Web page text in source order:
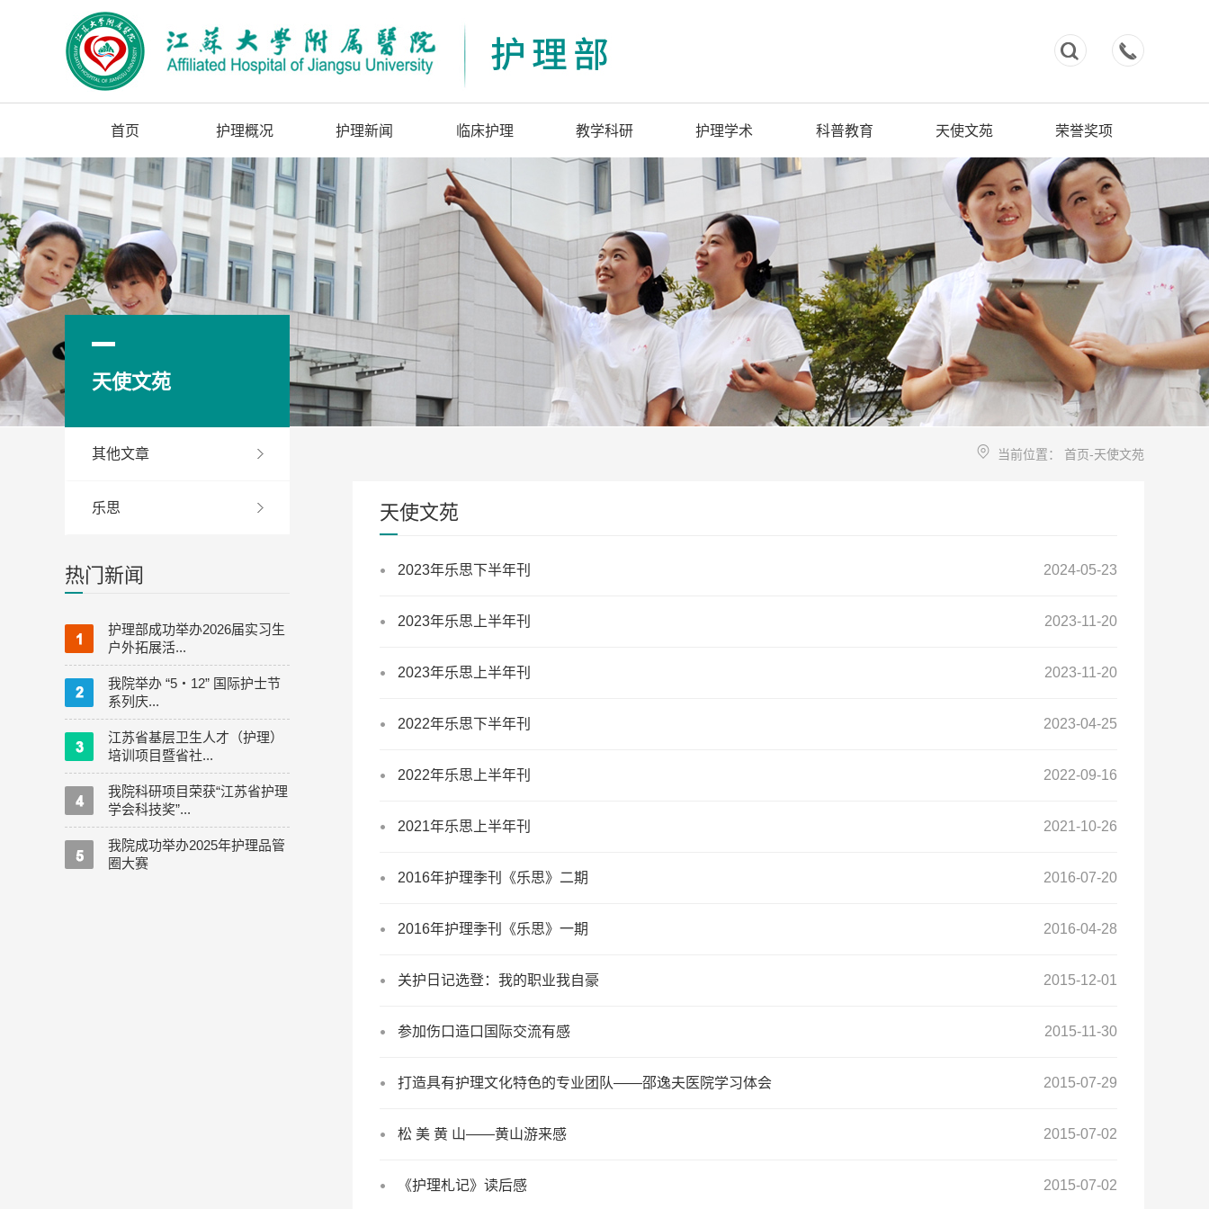

 
首页 护理概况 护理新闻 临床护理 教学科研 护理学术 科普教育 天使文苑 荣誉奖项
天使文苑
其他文章
乐思
热门新闻
护理部成功举办2026届实习生
户外拓展活...
我院举办 “5・12” 国际护士节
系列庆...
江苏省基层卫生人才（护理）
培训项目暨省社...
我院科研项目荣获“江苏省护理
学会科技奖”...
我院成功举办2025年护理品管
圈大赛
当前位置： 首页-天使文苑
天使文苑
2024-05-23
2023年乐思下半年刊
2023-11-20
2023年乐思上半年刊
2023-11-20
2023年乐思上半年刊
2023-04-25
2022年乐思下半年刊
2022-09-16
2022年乐思上半年刊
2021-10-26
2021年乐思上半年刊
2016-07-20
2016年护理季刊《乐思》二期
2016-04-28
2016年护理季刊《乐思》一期
2015-12-01
关护日记选登：我的职业我自豪
2015-11-30
参加伤口造口国际交流有感
2015-07-29
打造具有护理文化特色的专业团队——邵逸夫医院学习体会
2015-07-02
松 美 黄 山——黄山游来感
2015-07-02
《护理札记》读后感